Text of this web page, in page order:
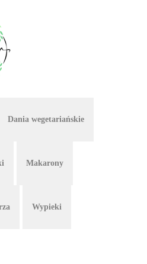
Dania wegetariańskie
Makarony
Wypieki